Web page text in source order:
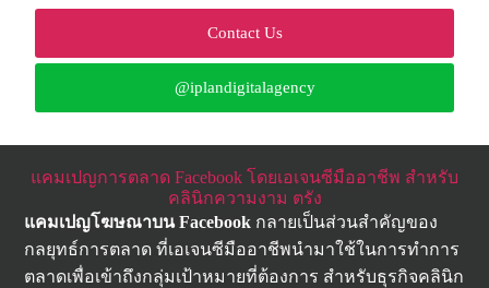
Contact Us
@iplandigitalagency
แคมเปญการตลาด Facebook โดยเอเจนซีมืออาชีพ สำหรับ
คลินิกความงาม ตรัง
แคมเปญโฆษณาบนFacebook กลายเป็นส่วนสำคัญของ
กลยุทธ์การตลาด ที่เอเจนซีมืออาชีพนำมาใช้ในการทำการ
ตลาดเพื่อเข้าถึงกลุ่มเป้าหมายที่ต้องการ สำหรับธุรกิจคลินิก